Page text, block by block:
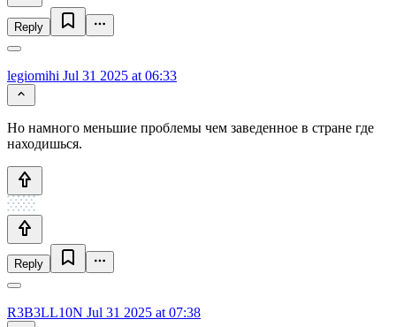
Reply
legiomihi Jul 31 2025 at 06:33
Но намного меньшие проблемы чем заведенное в стране где
находишься.
Reply
R3B3LL10N Jul 31 2025 at 07:38